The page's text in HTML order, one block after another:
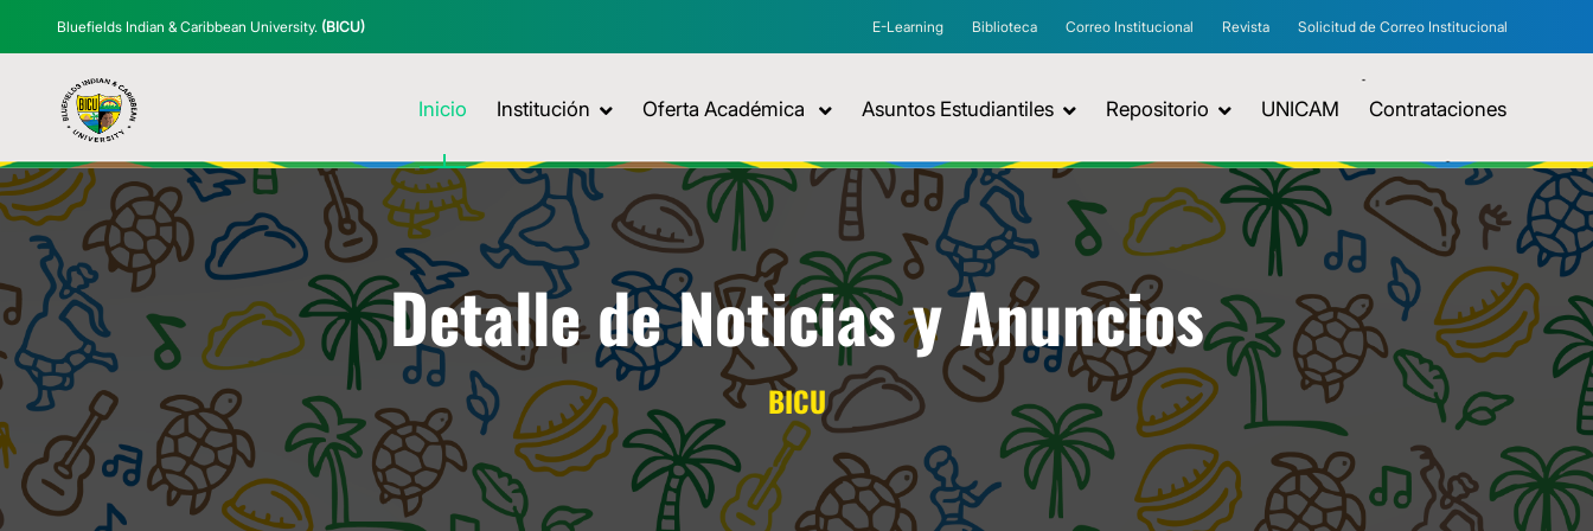
Bluefields Indian & Caribbean University. (BICU) E-Learning Biblioteca Correo Institucional Revista Solicitud de Correo Institucional
Inicio Institución Oferta Académica Asuntos Estudiantiles Repositorio UNICAM Contrataciones
Detalle de Noticias y Anuncios
BICU